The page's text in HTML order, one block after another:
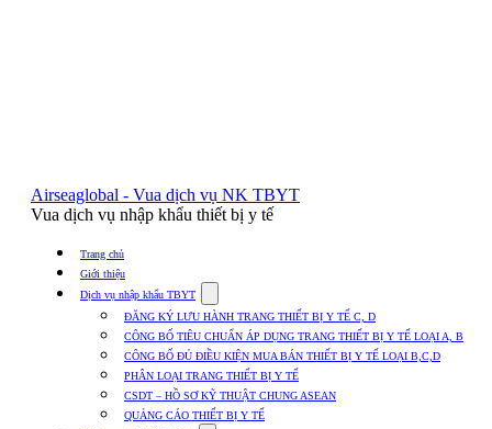
Airseaglobal - Vua dịch vụ NK TBYT
Vua dịch vụ nhập khẩu thiết bị y tế
Trang chủ
Giới thiệu
Dịch vụ nhập khẩu TBYT
submenu
for
Dịch
vụ
nhập
khẩu
TBYT
ĐĂNG KÝ LƯU HÀNH TRANG THIẾT BỊ Y TẾ C, D
CÔNG BỐ TIÊU CHUẨN ÁP DỤNG TRANG THIẾT BỊ Y TẾ LOẠI A, B
CÔNG BỐ ĐỦ ĐIỀU KIỆN MUA BÁN THIẾT BỊ Y TẾ LOẠI B,C,D
PHÂN LOẠI TRANG THIẾT BỊ Y TẾ
CSDT – HỒ SƠ KỸ THUẬT CHUNG ASEAN
QUẢNG CÁO THIẾT BỊ Y TẾ